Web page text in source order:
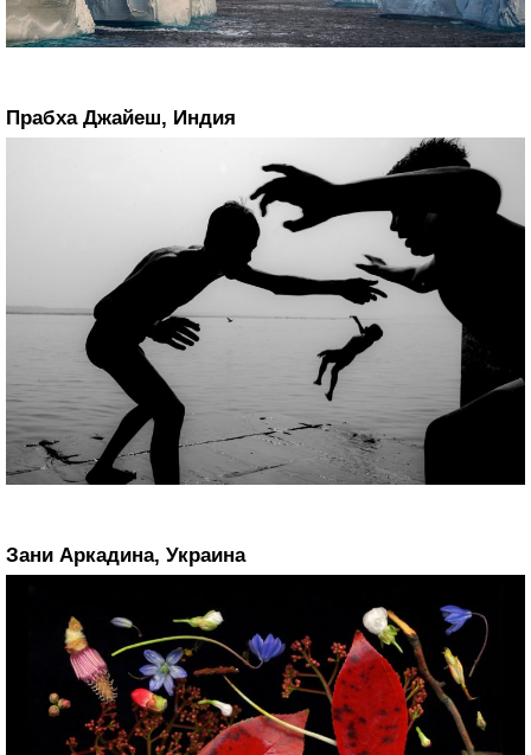
Прабха Джайеш, Индия
Зани Аркадина, Украина